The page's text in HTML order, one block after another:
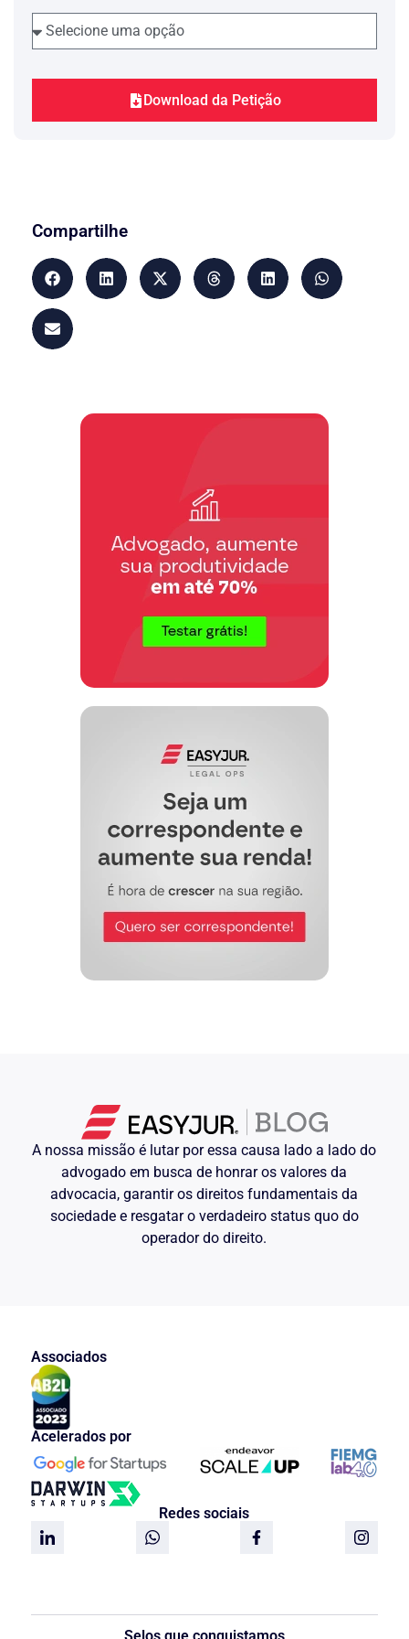
parte dos proprietários, a intensidade dos
estragos que ainda irão ocorrer.
princípio do mês de …., dão mostra da
real situação em que se encontra o
edifício.
através da competente ação
indenizatória, bem como, diante do
parecer de um expert, verificar a
necessidade da propositura de uma ação
de nunciação de obra nova.
7. Diante do exposto, nos termos dos
artigos 846 a seguintes do CPC, requer-
construtora, na pessoa de seu
representante legal, para, querendo,
Pede deferimento.
…., …. de …. de ….
Advogado OAB/…
Download da Petição
Compartilhe
A nossa missão é lutar por essa causa lado a lado do
advogado em busca de honrar os valores da
advocacia, garantir os direitos fundamentais da
sociedade e resgatar o verdadeiro status quo do
operador do direito.
Associados
Acelerados por
Redes sociais